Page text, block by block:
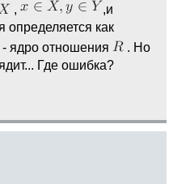
,
,и
определяется как
- ядро отношения
. Но
Где ошибка?